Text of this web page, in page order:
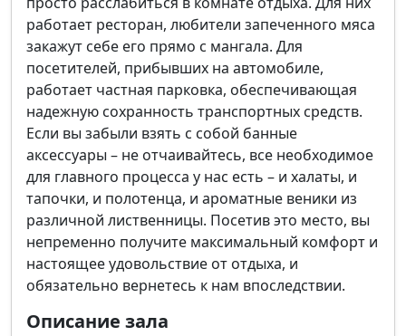
работает ресторан, любители запеченного мяса
закажут себе его прямо с мангала. Для
посетителей, прибывших на автомобиле,
работает частная парковка, обеспечивающая
надежную сохранность транспортных средств.
Если вы забыли взять с собой банные
аксессуары – не отчаивайтесь, все необходимое
для главного процесса у нас есть – и халаты, и
тапочки, и полотенца, и ароматные веники из
различной лиственницы. Посетив это место, вы
непременно получите максимальный комфорт и
настоящее удовольствие от отдыха, и
обязательно вернетесь к нам впоследствии.
Описание зала